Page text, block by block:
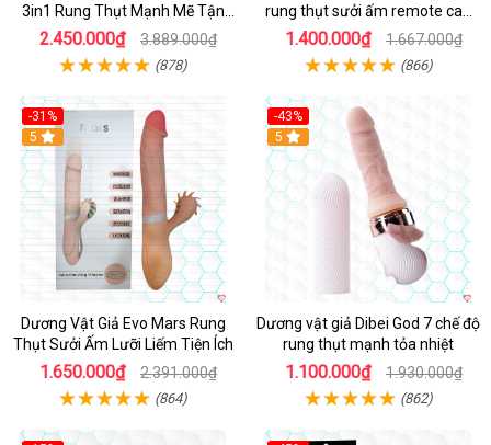
3in1 Rung Thụt Mạnh Mẽ Tận
Hưởng
2.450.000₫ 3.889.000₫
(878)
rung thụt sưởi ấm remote cao
cấp
1.400.000₫ 1.667.000₫
(866)
-31%
5
Dương Vật Giả Evo Mars Rung
Thụt Sưởi Ấm Lưỡi Liếm Tiện Ích
1.650.000₫ 2.391.000₫
(864)
-43%
Hot
5
Dương vật giả Dibei God 7 chế độ
rung thụt mạnh tỏa nhiệt
1.100.000₫ 1.930.000₫
(862)